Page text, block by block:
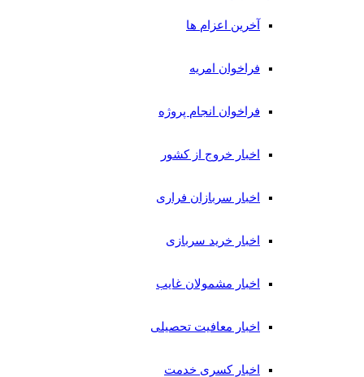
آخرین اعزام ها
فراخوان امریه
فراخوان انجام پروژه
اخبار خروج از کشور
اخبار سربازان فراری
اخبار خرید سربازی
اخبار مشمولان غایب
اخبار معافیت تحصیلی
اخبار کسری خدمت